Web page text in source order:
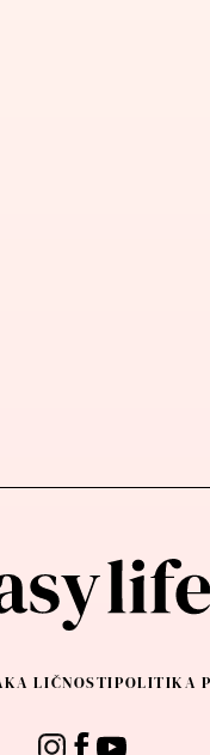
LIČNOSTIPOLITIKA